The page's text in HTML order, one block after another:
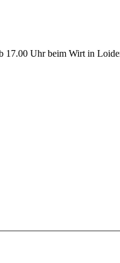
17.00 Uhr beim Wirt in